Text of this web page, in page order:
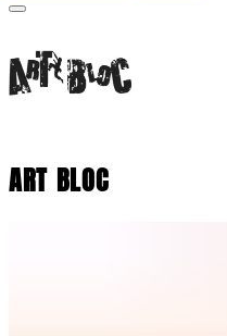
ART BLOC